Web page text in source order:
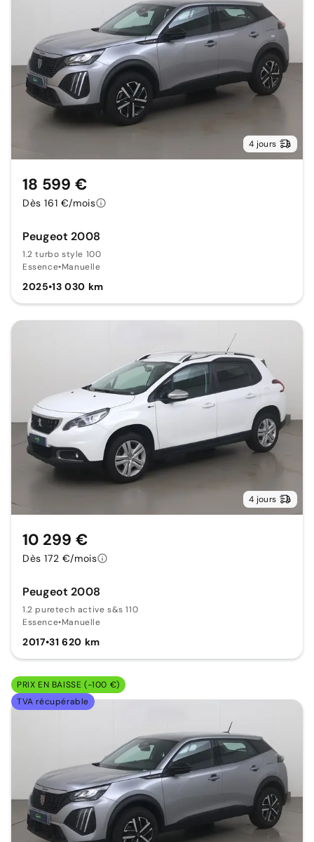
4 jours
Peugeot 2008
1.2 turbo style 100
Essence•Manuelle
2025•13 030 km
18 599 €
Dès 161 €/mois
4 jours
Peugeot 2008
1.2 puretech active s&s 110
Essence•Manuelle
2017•31 620 km
10 299 €
Dès 172 €/mois
PRIX EN BAISSE (-100 €)
TVA récupérable